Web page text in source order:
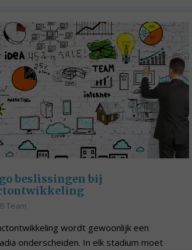
beslissingen bij
Team
wordt gewoonlijk een
onderscheiden. In elk stadium moet